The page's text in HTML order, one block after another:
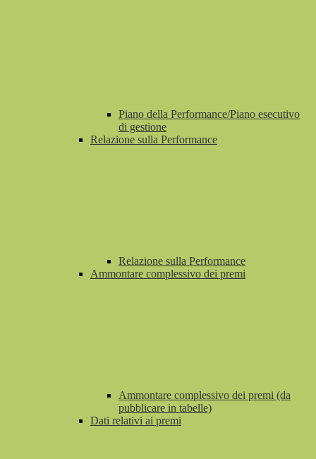
Piano della Performance/Piano esecutivo
di gestione
Relazione sulla Performance
Relazione sulla Performance
Ammontare complessivo dei premi
Ammontare complessivo dei premi (da
pubblicare in tabelle)
Dati relativi ai premi